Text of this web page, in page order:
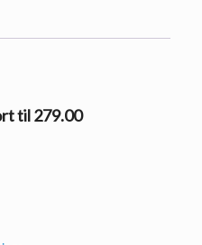
til 279.00